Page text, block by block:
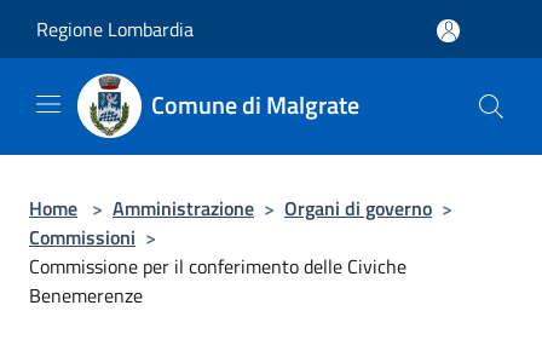
Regione Lombardia
Comune di Malgrate
Home > Amministrazione > Organi di governo >
Commissioni >
Commissione per il conferimento delle Civiche
Benemerenze